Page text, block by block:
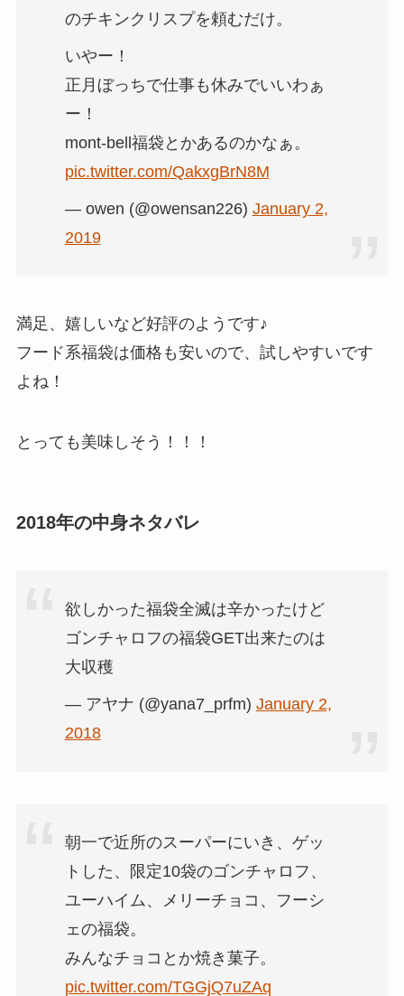
のチキンクリスプを頼むだけ。
いやー！
正月ぼっちで仕事も休みでいいわぁ
ー！
mont-bell福袋とかあるのかなぁ。
pic.twitter.com/QakxgBrN8M
— owen (@owensan226) January 2,
2019
満足、嬉しいなど好評のようです♪
フード系福袋は価格も安いので、試しやすいです
よね！
とっても美味しそう！！！
2018年の中身ネタバレ
欲しかった福袋全滅は辛かったけど
ゴンチャロフの福袋GET出来たのは
大収穫
— アヤナ (@yana7_prfm) January 2,
2018
朝一で近所のスーパーにいき、ゲッ
トした、限定10袋のゴンチャロフ、
ユーハイム、メリーチョコ、フーシ
ェの福袋。
みんなチョコとか焼き菓子。
pic.twitter.com/TGGjQ7uZAq